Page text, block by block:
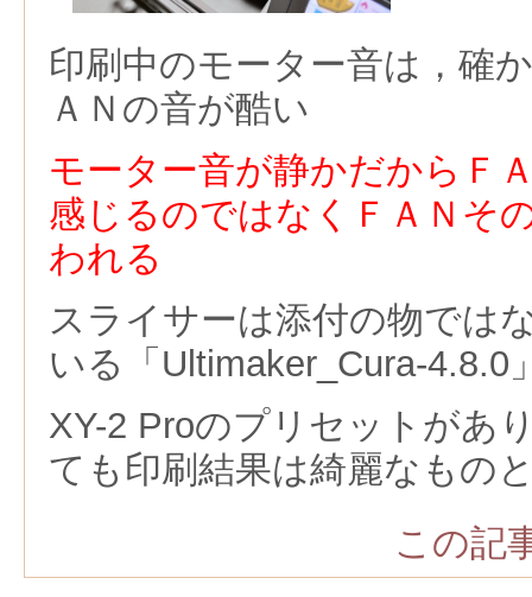
印刷中のモーター音は，確
ＡＮの音が酷い
モーター音が静かだからＦ
感じるのではなくＦＡＮそ
われる
スライサーは添付の物では
いる「Ultimaker_Cura-4.8.0
XY-2 Proのプリセットがあ
ても印刷結果は綺麗なもの
この記